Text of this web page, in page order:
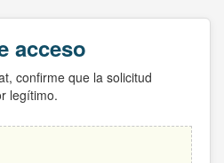
acceso
confirme que la solicitud
legítimo.